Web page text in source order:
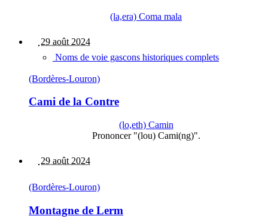
(la,era) Coma mala
29 août 2024
Noms de voie gascons historiques complets
(Bordères-Louron)
Cami de la Contre
(lo,eth) Camin
Prononcer "(lou) Cami(ng)".
29 août 2024
(Bordères-Louron)
Montagne de Lerm